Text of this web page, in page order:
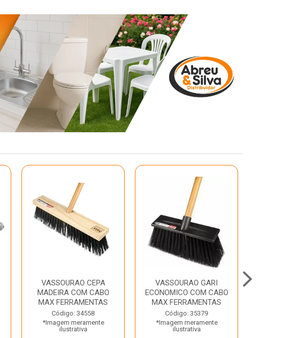
VASSOURAO CEPA
MADEIRA COM CABO
MAX FERRAMENTAS
Código: 34558
*Imagem meramente
ilustrativa
VASSOURAO GARI
ECONOMICO COM CABO
MAX FERRAMENTAS
Código: 35379
*Imagem meramente
ilustrativa